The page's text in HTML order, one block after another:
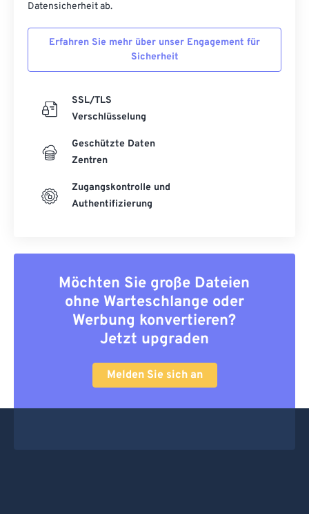
Datensicherheit ab.
Erfahren Sie mehr über unser Engagement für
Sicherheit
SSL/TLS
Verschlüsselung
Geschützte Daten
Zentren
Zugangskontrolle und
Authentifizierung
Möchten Sie große Dateien
ohne Warteschlange oder
Werbung konvertieren?
Jetzt upgraden
Melden Sie sich an